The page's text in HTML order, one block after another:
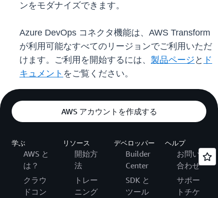
ンをモダナイズできます。
Azure DevOps コネクタ機能は、AWS Transform
が利用可能なすべてのリージョンでご利用いただ
けます。ご利用を開始するには、 製品ページ と ド
キュメント をご覧ください。
AWS アカウントを作成する
学ぶ
AWS と
は？
クラウ
ドコン
リソース
開始方
法
トレー
ニング
デベロッパー
Builder
Center
SDK と
ツール
ヘルプ
お問い
合わせ
サポー
トチケ